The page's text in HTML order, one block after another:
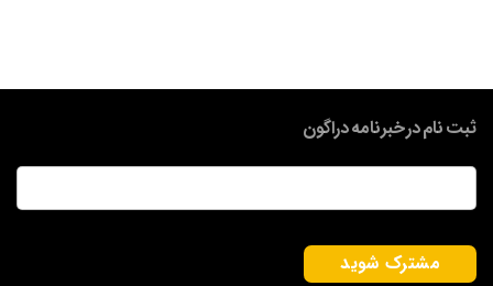
ثبت نام در خبرنامه دراگون
ایمیل*